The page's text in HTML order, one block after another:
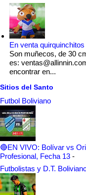
En venta
Son muñecos, de 30
es:
encontrar en...
Sitios del Santo
Futbol Boliviano
🔴EN VIVO: Bolívar vs
Profesional, Fecha 13 -
Futbolistas y D.T.